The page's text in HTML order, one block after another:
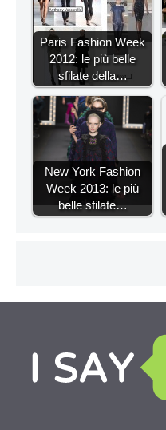
Paris Fashion Week
2012: le più belle
sfilate della…
New York Fashion
Week 2013: le più
belle sfilate…